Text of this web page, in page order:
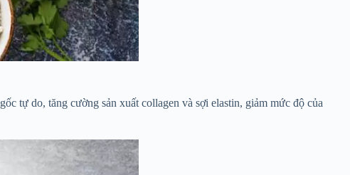
tự do, tăng cường sản xuất collagen và sợi elastin, giảm mức độ của